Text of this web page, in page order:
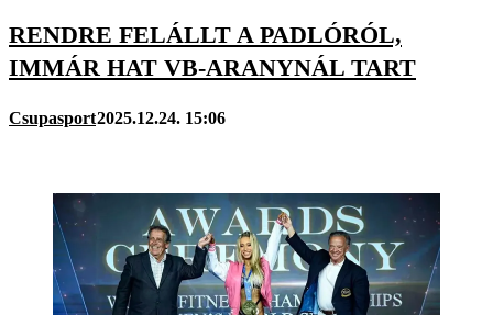
RENDRE FELÁLLT A PADLÓRÓL,
IMMÁR HAT VB-ARANYNÁL TART
Csupasport2025.12.24. 15:06